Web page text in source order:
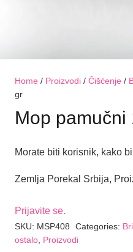
Home / Proizvodi / Čišćenje /
gr
Mop pamučni
Morate biti korisnik, kako
Zemlja Porekal Srbija,
Prijavite se.
SKU: MSP408 Categories:
ostalo Proizvodi